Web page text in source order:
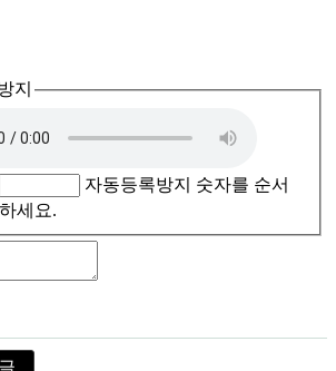
지
자동등록방지 숫자를 순서
세요.